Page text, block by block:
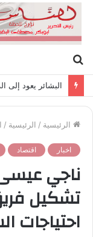
عن
الرئيسية / الرئيسية /
اخبار اقتصاد
ناجي
تشكيل
احتياجات